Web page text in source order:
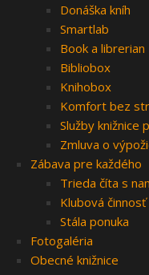
Donáška kníh
Smartlab
Book a librerian
Bibliobox
Knihobox
Komfort bez
Služby knižnice
Zmluva o
Zábava pre každého
Trieda číta s
Klubová činnosť
Stála ponuka
Fotogaléria
Obecné knižnice